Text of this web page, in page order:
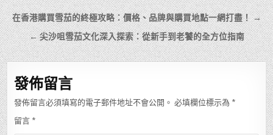
文
章
導
覽
在香港購買雪茄的終極攻略：價格、品牌與購買地點一網打盡！ →
← 尖沙咀雪茄文化深入探索：從新手到老饕的全方位指南
發佈留言
發佈留言必須填寫的電子郵件地址不會公開。 必填欄位標示為 *
留言 *